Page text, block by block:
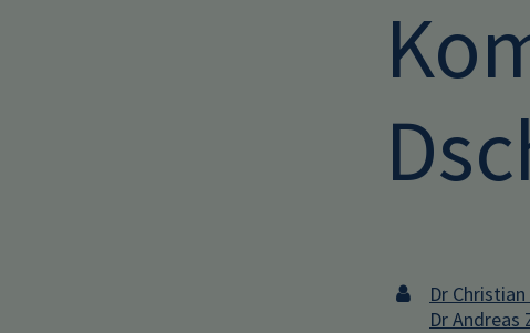
Dr
Dr Andreas